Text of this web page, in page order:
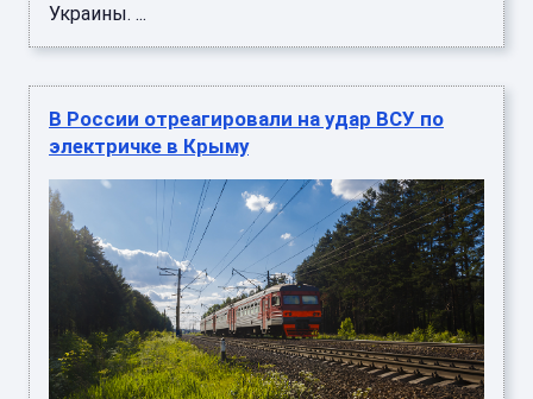
Украины. ...
В России отреагировали на удар ВСУ по
электричке в Крыму